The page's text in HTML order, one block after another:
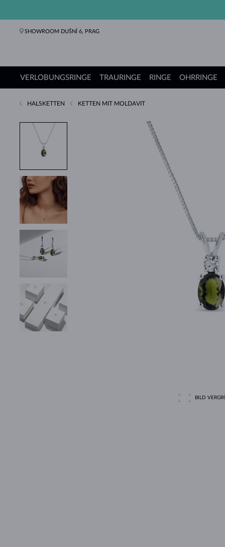
SHOWROOM DUŠNÍ 6, PRAG
VERLOBUNGSRINGE
Verlobungsringe
TRAURINGE
Trauringe
RINGE
Ringe
OHRRINGE
Ohrringe
Ketten
Armbänder
Perlen
Schmuck
Geschenke
KLENOTA Kollektionen
HALSKETTEN KETTEN MIT MOLDAVIT
BILD